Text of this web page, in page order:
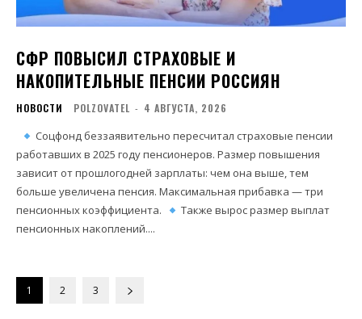
СФР ПОВЫСИЛ СТРАХОВЫЕ И
НАКОПИТЕЛЬНЫЕ ПЕНСИИ РОССИЯН
НОВОСТИ POLZOVATEL - 4 АВГУСТА, 2026
Соцфонд беззаявительно пересчитал страховые пенсии
работавших в 2025 году пенсионеров. Размер повышения
зависит от прошлогодней зарплаты: чем она выше, тем
больше увеличена пенсия. Максимальная прибавка — три
пенсионных коэффициента.
Также вырос размер выплат
пенсионных накоплений....
1 2 3